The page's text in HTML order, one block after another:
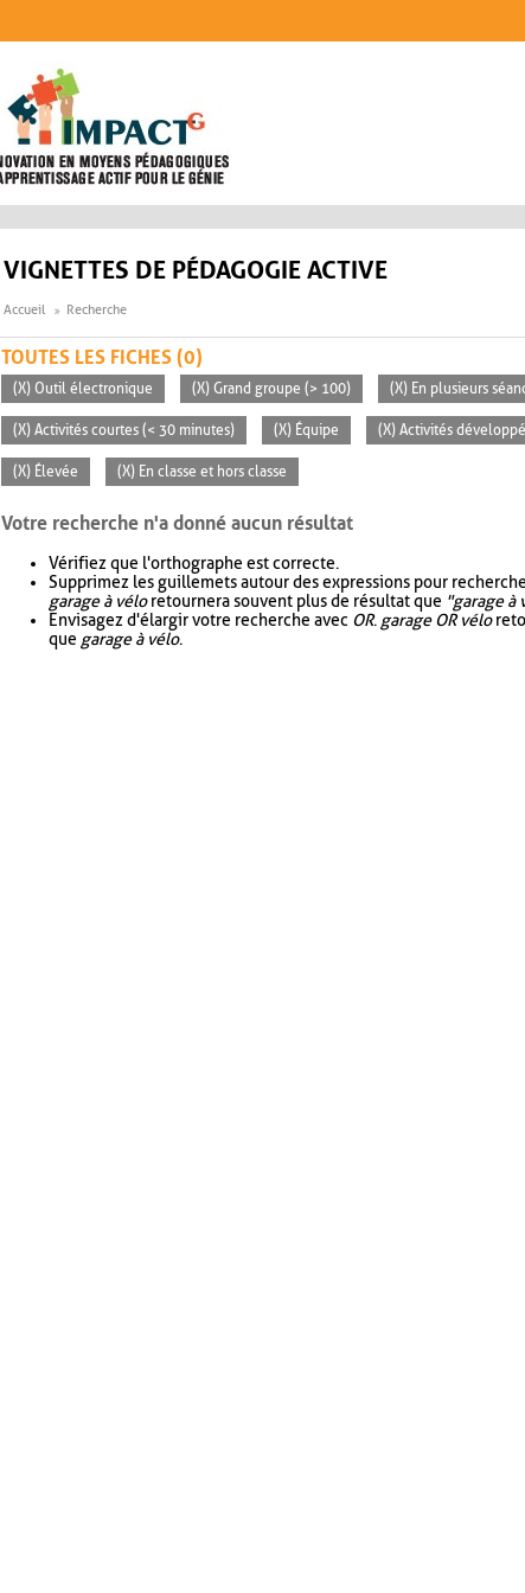
VIGNETTES DE PÉDAGOGIE ACTIVE
Accueil Recherche
TOUTES LES FICHES (0)
(X) Outil électronique (X) Grand groupe (> 100) (X) En plusieurs
(X) Activités courtes (< 30 minutes) (X) Équipe (X) Activités
(X) Élevée (X) En classe et hors classe
Votre recherche n'a donné aucun résultat
Vérifiez que l'orthographe est correcte.
Supprimez les guillemets autour des expressions pour
garage à véloretournera souvent plus de résultat que "garage à
Envisagez d'élargir votre recherche avec OR. garage OR vélo
que garage à vélo.